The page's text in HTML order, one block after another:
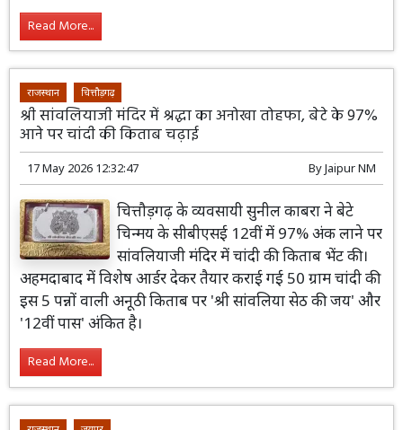
Read More...
राजस्थान चित्तौड़गढ़
श्री सांवलियाजी मंदिर में श्रद्धा का अनोखा तोहफा, बेटे के 97%
आने पर चांदी की किताब चढ़ाई
17 May 2026 12:32:47 ByJaipur NM
चित्तौड़गढ़ के व्यवसायी सुनील काबरा ने बेटे
चिन्मय के सीबीएसई 12वीं में 97% अंक लाने पर
सांवलियाजी मंदिर में चांदी की किताब भेंट की।
अहमदाबाद में विशेष आर्डर देकर तैयार कराई गई 50 ग्राम चांदी की
इस 5 पन्नों वाली अनूठी किताब पर 'श्री सांवलिया सेठ की जय' और
'12वीं पास' अंकित है।
Read More...